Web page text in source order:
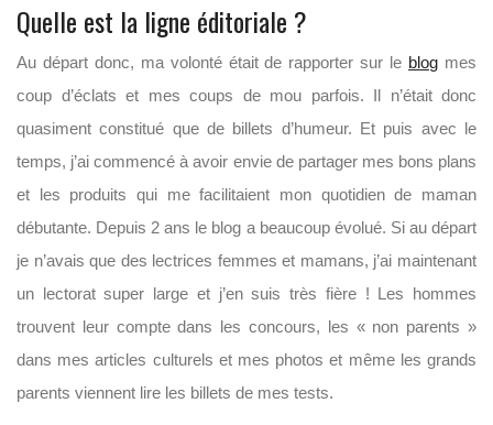
Quelle est la ligne éditoriale ?
Au départ donc, ma volonté était de rapporter sur le blog mes
coup d’éclats et mes coups de mou parfois. Il n’était donc
quasiment constitué que de billets d’humeur. Et puis avec le
temps, j’ai commencé à avoir envie de partager mes bons plans
et les produits qui me facilitaient mon quotidien de maman
débutante. Depuis 2 ans le blog a beaucoup évolué. Si au départ
je n’avais que des lectrices femmes et mamans, j’ai maintenant
un lectorat super large et j’en suis très fière ! Les hommes
trouvent leur compte dans les concours, les « non parents »
dans mes articles culturels et mes photos et même les grands
parents viennent lire les billets de mes tests.